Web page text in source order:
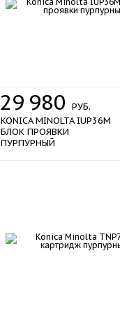
29 980 РУБ.
KONICA MINOLTA IUP36M
БЛОК ПРОЯВКИ
ПУРПУРНЫЙ